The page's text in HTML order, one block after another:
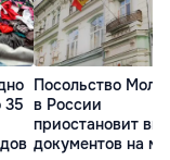
35
Посольство
в России
приостановит
документов на